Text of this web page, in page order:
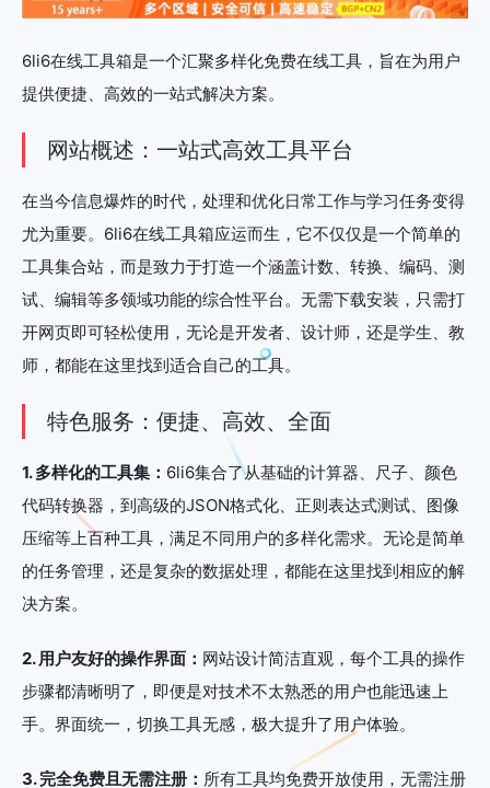
6li6在线工具箱是一个汇聚多样化免费在线工具，旨在为用户
提供便捷、高效的一站式解决方案。
网站概述：一站式高效工具平台
在当今信息爆炸的时代，处理和优化日常工作与学习任务变得
尤为重要。6li6在线工具箱应运而生，它不仅仅是一个简单的
工具集合站，而是致力于打造一个涵盖计数、转换、编码、测
试、编辑等多领域功能的综合性平台。无需下载安装，只需打
开网页即可轻松使用，无论是开发者、设计师，还是学生、教
师，都能在这里找到适合自己的工具。
特色服务：便捷、高效、全面
1. 多样化的工具集： 6li6集合了从基础的计算器、尺子、颜色
代码转换器，到高级的JSON格式化、正则表达式测试、图像
压缩等上百种工具，满足不同用户的多样化需求。无论是简单
的任务管理，还是复杂的数据处理，都能在这里找到相应的解
决方案。
2. 用户友好的操作界面： 网站设计简洁直观，每个工具的操作
步骤都清晰明了，即便是对技术不太熟悉的用户也能迅速上
手。界面统一，切换工具无感，极大提升了用户体验。
3. 完全免费且无需注册： 所有工具均免费开放使用，无需注册